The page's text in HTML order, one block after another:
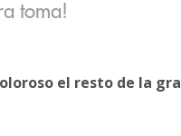
toma!
el resto de la